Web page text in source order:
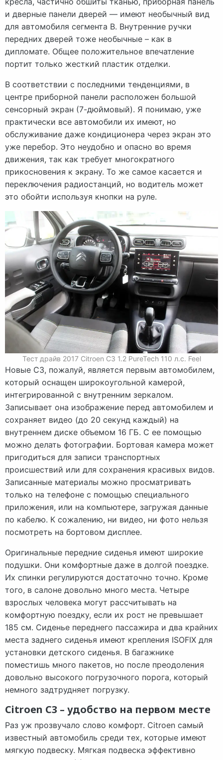
и дверные панели дверей — имеют необычный вид
для автомобиля сегмента B. Внутренние ручки
передних дверей тоже необычные – как в
дипломате. Общее положительное впечатление
портит только жесткий пластик отделки.
В соответствии с последними тенденциями, в
центре приборной панели расположен большой
сенсорный экран (7-дюймовый). Я понимаю, уже
практически все автомобили их имеют, но
обслуживание даже кондиционера через экран это
уже перебор. Это неудобно и опасно во время
движения, так как требует многократного
прикосновения к экрану. То же самое касается и
переключения радиостанций, но водитель может
это обойти используя кнопки на руле.
Тест драйв 2017 Citroen C3 1.2 PureTech 110 л.с. Feel
Новые C3, пожалуй, является первым автомобилем,
который оснащен широкоугольной камерой,
интегрированной с внутренним зеркалом.
Записывает она изображение перед автомобилем и
сохраняет видео (до 20 секунд каждый) на
внутреннем диске объемом 16 ГБ. С ее помощью
можно делать фотографии. Бортовая камера может
пригодиться для записи транспортных
происшествий или для сохранения красивых видов.
Записанные материалы можно просматривать
только на телефоне с помощью специального
приложения, или на компьютере, загружая данные
по кабелю. К сожалению, ни видео, ни фото нельзя
посмотреть на бортовом дисплее.
Оригинальные передние сиденья имеют широкие
подушки. Они комфортные даже в долгой поездке.
Их спинки регулируются достаточно точно. Кроме
того, в салоне довольно много места. Четыре
взрослых человека могут рассчитывать на
комфортную поездку, если их рост не превышает
185 см. Сиденье переднего пассажира и два крайних
места заднего сиденья имеют крепления ISOFIX для
установки детского сиденья. В багажнике
поместишь много пакетов, но после преодоления
довольно высокого погрузочного порога, который
немного задтрудняет погрузку.
Citroen C3 – удобство на первом месте
Раз уж прозвучало слово комфорт. Citroen самый
известный автомобиль среди тех, которые имеют
мягкую подвеску. Мягкая подвеска эффективно